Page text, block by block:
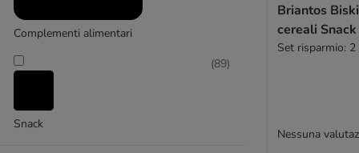
Rosie's Farm
Royal Canin
Smart Bones
Trixie
Hill's
Complementi alimentari
Snack
(89)
Briantos
cereali
Set risparmio:
Nessuna